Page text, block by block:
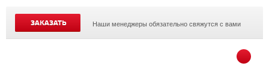
ЗАКАЗАТЬ Наши менеджеры обязательно свяжутся с вами